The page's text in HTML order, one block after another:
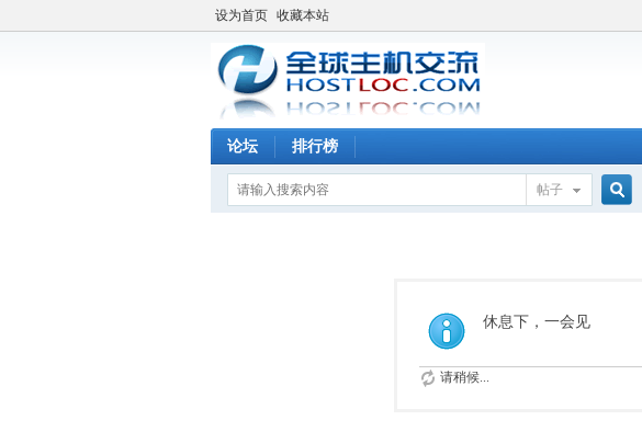
设为首页 收藏本站
论坛 排行榜
帖子
休息下，一会见
请稍候...